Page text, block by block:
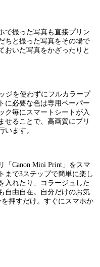
で撮った写真も直接プリン
ちと撮った写真をその場で
おいた写真をかざったりと
ジを使わずにフルカラープ
に必要な色は専用ペーパー
ク毎にスマートシートが入
せることで、高画質にプリ
います。
「Canon Mini Print」をスマ
まで3ステップで簡単に楽し
入れたり、コラージュした
自由自在。自分だけのお気
押すだけ。すぐにスマホか